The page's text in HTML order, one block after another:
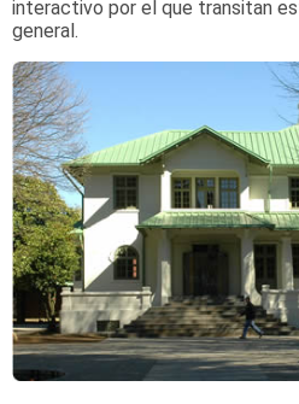
interactivo por el que transitan
general.